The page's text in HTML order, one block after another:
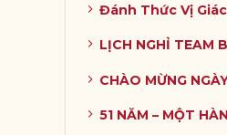
Đánh Thức Vị
LỊCH NGHỈ TEAM
CHÀO MỪNG
51 NĂM – MỘT